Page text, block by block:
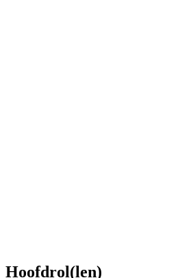
Hoofdrol(len)